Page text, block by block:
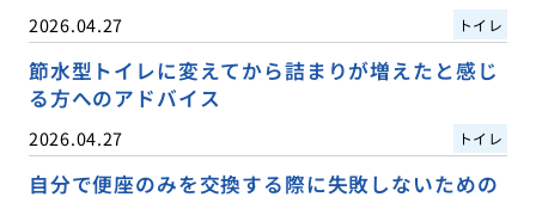
2026.04.27 トイレ
節水型トイレに変えてから詰まりが増えたと感じ
る方へのアドバイス
2026.04.27 トイレ
自分で便座のみを交換する際に失敗しないための